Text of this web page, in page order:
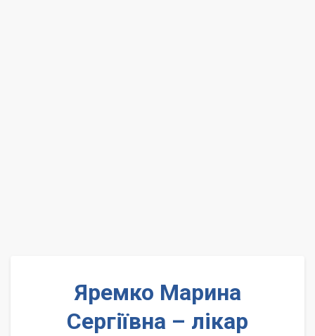
Яремко Марина
Сергіївна – лікар